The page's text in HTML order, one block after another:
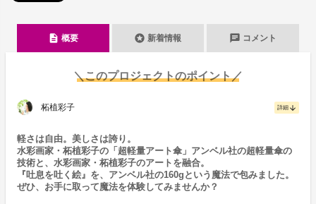
description 概要 stars 新着情報 chat コメント
＼このプロジェクトのポイント／
柘植彩子 詳細 arrow_downward
軽さは自由。美しさは誇り。
水彩画家・柘植彩子の「超軽量アート傘」アンベル社の超軽量傘の
技術と、水彩画家・柘植彩子のアートを融合。
『吐息を吐く絵』を、アンベル社の160gという魔法で包みました。
ぜひ、お手に取って魔法を体験してみませんか？